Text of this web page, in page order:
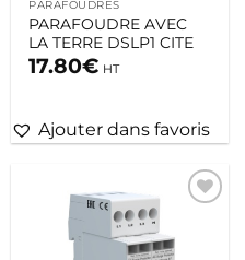
PARAFOUDRES
PARAFOUDRE AVEC
LA TERRE DSLP1 CITE
17.80€ HT
Ajouter dans favoris
à la liste
d’envies